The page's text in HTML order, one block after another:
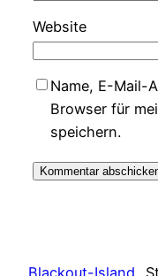
Website
Name, E-Mail-
Browser für
speichern.
Blackout-Island